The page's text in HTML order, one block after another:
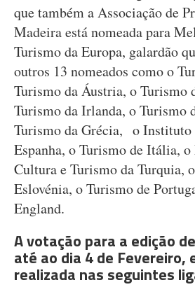
que também a Associação de
Madeira está nomeada para
Turismo da Europa, galardão
outros 13 nomeados como o
Turismo da Áustria, o Turismo
Turismo da Irlanda, o Turismo
Turismo da Grécia, o Instituto
Espanha, o Turismo de Itália,
Cultura e Turismo da Turquia,
Eslovénia, o Turismo de
England.
A votação para a edição
até ao dia 4 de Fevereiro,
realizada nas seguintes